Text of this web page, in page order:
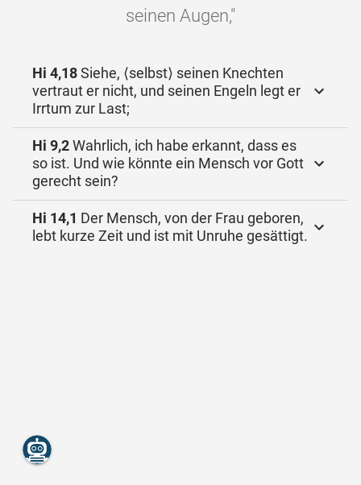
seinen Augen,"
Hi 4,18Siehe, ⟨selbst⟩ seinen Knechten
vertraut er nicht, und seinen Engeln legt er
Irrtum zur Last;
Hi 9,2Wahrlich, ich habe erkannt, dass es
so ist. Und wie könnte ein Mensch vor Gott
gerecht sein?
Hi 14,1 Der Mensch, von der Frau geboren,
lebt kurze Zeit und ist mit Unruhe gesättigt.